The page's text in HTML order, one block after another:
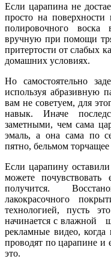
Если царапина не
просто на
полировочного
вручную при помощи
притертости от слабых
домашних условиях.
Но самостоятельно
используя абразивную
вам не советуем, для
навык. Иначе
заметными, чем сама
эмаль, а она сама по
пятно, бельмом
Если царапину
можете
получится.
лакокрасочного
технологией, пусть
начинается с влажной
рекламные видео,
проводят по царапине и
это.